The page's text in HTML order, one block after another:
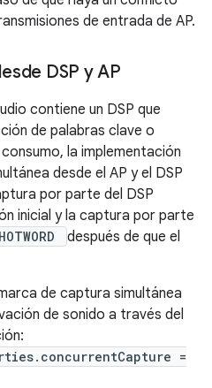
de entrada de AP.
DSP y AP
contiene un DSP que
de palabras clave o
la implementación
desde el AP y el DSP
por parte del DSP
inicial y la captura por parte
después de que el
de captura simultánea
de sonido a través del
=